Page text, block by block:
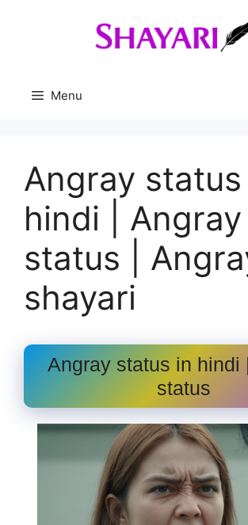
Menu
Angray status
hindi | Angray
status |
shayari
Angray status in hindi
status